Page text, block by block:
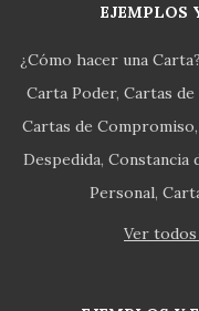
EJEMPLOS
¿Cómo hacer una
Carta Poder Cartas de
Cartas de Compromiso
Despedida Constancia
Personal
Ver